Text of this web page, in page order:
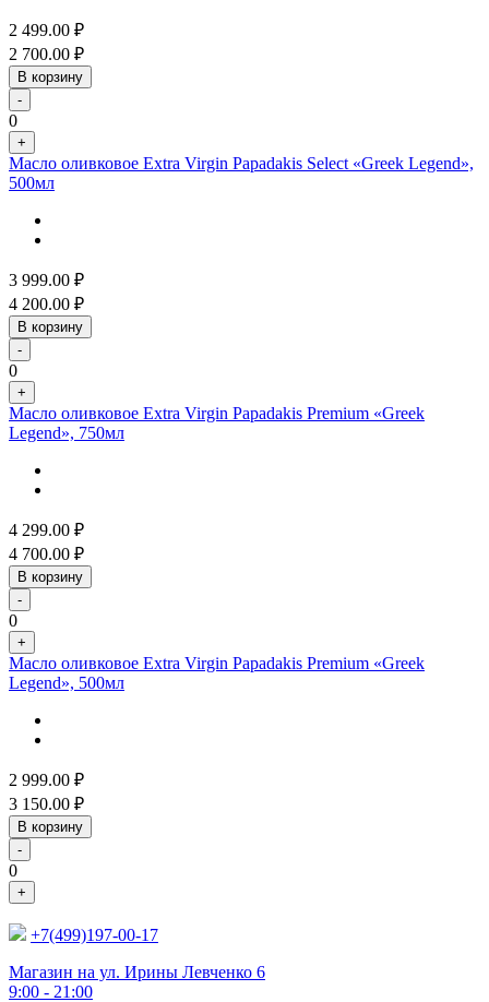
2 499.00 ₽
2 700.00 ₽
В корзину
-
0
+
Масло оливковое Extra Virgin Papadakis Select «Greek Legend»,
500мл
3 999.00 ₽
4 200.00 ₽
В корзину
-
0
+
Масло оливковое Extra Virgin Papadakis Premium «Greek
Legend», 750мл
4 299.00 ₽
4 700.00 ₽
В корзину
-
0
+
Масло оливковое Extra Virgin Papadakis Premium «Greek
Legend», 500мл
2 999.00 ₽
3 150.00 ₽
В корзину
-
0
+
+7(499)197-00-17
Магазин на ул. Ирины Левченко 6
9:00 - 21:00